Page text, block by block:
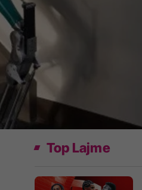
Top Lajme